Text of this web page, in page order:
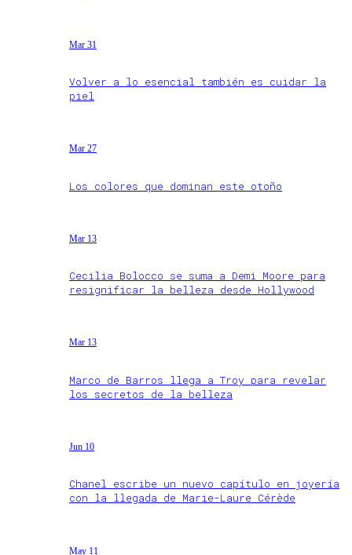
Mar 31
Volver a lo esencial también es cuidar la
piel
Mar 27
Los colores que dominan este otoño
Mar 13
Cecilia Bolocco se suma a Demi Moore para
resignificar la belleza desde Hollywood
Mar 13
Marco de Barros llega a Troy para revelar
los secretos de la belleza
Jun 10
Chanel escribe un nuevo capítulo en joyería
con la llegada de Marie-Laure Cérède
May 11